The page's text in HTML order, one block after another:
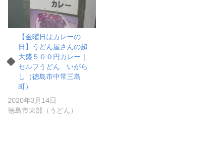
【金曜日はカレーの
日】うどん屋さんの超
大盛５００円カレー｜
セルフうどん いがら
し（徳島市中常三島
町）
2020年3月14日
徳島市東部（うどん）